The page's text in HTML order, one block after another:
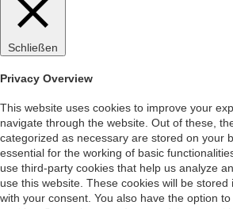
Schließen
Privacy Overview
This website uses cookies to improve your
navigate through the website. Out of these,
categorized as necessary are stored on your
essential for the working of basic
use third-party cookies that help us analyze
use this website. These cookies will be
with your consent. You also have the option